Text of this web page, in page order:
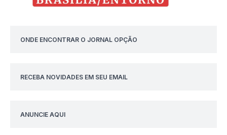
ONDE ENCONTRAR O JORNAL OPÇÃO
RECEBA NOVIDADES EM SEU EMAIL
ANUNCIE AQUI